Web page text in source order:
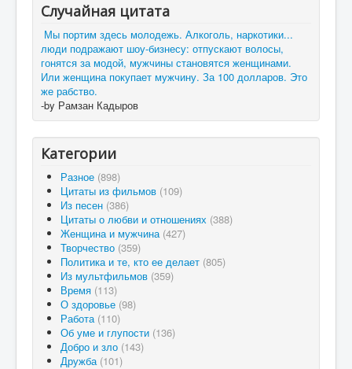
Случайная цитата
Мы портим здесь молодежь. Алкоголь, наркотики...
люди подражают шоу-бизнесу: отпускают волосы,
гонятся за модой, мужчины становятся женщинами.
Или женщина покупает мужчину. За 100 долларов. Это
же рабство.
-by Рамзан Кадыров
Категории
Разное (898)
Цитаты из фильмов (109)
Из песен (386)
Цитаты о любви и отношениях (388)
Женщина и мужчина (427)
Творчество (359)
Политика и те, кто ее делает (805)
Из мультфильмов (359)
Время (113)
О здоровье (98)
Работа (110)
Об уме и глупости (136)
Добро и зло (143)
Дружба (101)